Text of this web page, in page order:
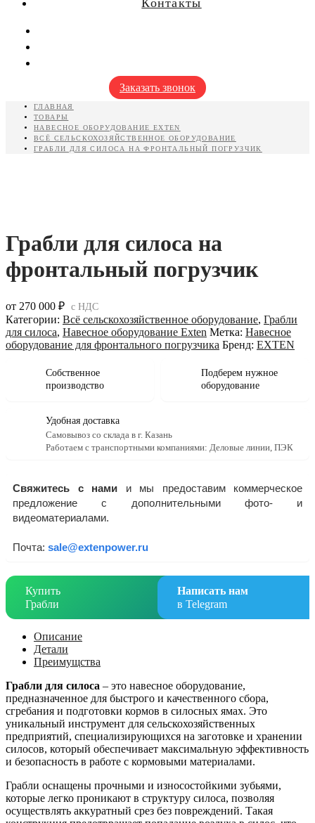
Заказать звонок
ГЛАВНАЯ
ТОВАРЫ
НАВЕСНОЕ ОБОРУДОВАНИЕ EXTEN
ВСЁ СЕЛЬСКОХОЗЯЙСТВЕННОЕ ОБОРУДОВАНИЕ
ГРАБЛИ ДЛЯ СИЛОСА НА ФРОНТАЛЬНЫЙ ПОГРУЗЧИК
Грабли для силоса на
фронтальный погрузчик
от 270 000 ₽ с НДС
Категории: Всё сельскохозяйственное оборудование, Грабли
для силоса, Навесное оборудование Exten Метка: Навесное
оборудование для фронтального погрузчика Бренд: EXTEN
Собственное
производство
Подберем нужное
оборудование
Удобная доставка
Самовывоз со склада в г. Казань
Работаем с транспортными компаниями: Деловые линии, ПЭК
Свяжитесь с нами и мы предоставим коммерческое
предложение с дополнительными фото- и
видеоматериалами.
Почта: sale@extenpower.ru
Купить
Грабли
Написать нам
в Telegram
Описание
Детали
Преимущства
Грабли для силоса – это навесное оборудование,
предназначенное для быстрого и качественного сбора,
сгребания и подготовки кормов в силосных ямах. Это
уникальный инструмент для сельскохозяйственных
предприятий, специализирующихся на заготовке и хранении
силосов, который обеспечивает максимальную эффективность
и безопасность в работе с кормовыми материалами.
Грабли оснащены прочными и износостойкими зубьями,
которые легко проникают в структуру силоса, позволяя
осуществлять аккуратный срез без повреждений. Такая